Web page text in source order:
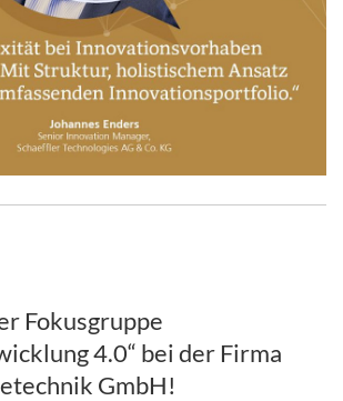
Fokusgruppe
4.0“ bei der Firma
GmbH!